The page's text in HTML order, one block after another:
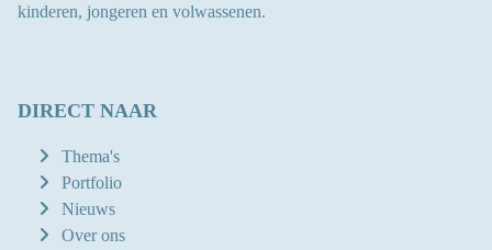
kinderen, jongeren en volwassenen.
DIRECT NAAR
Thema's
Portfolio
Nieuws
Over ons